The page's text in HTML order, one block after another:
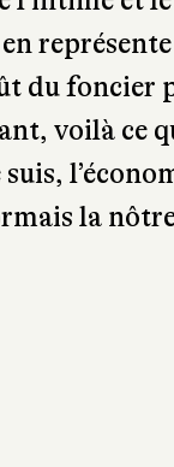
du foncier
voilà ce
suis,
la